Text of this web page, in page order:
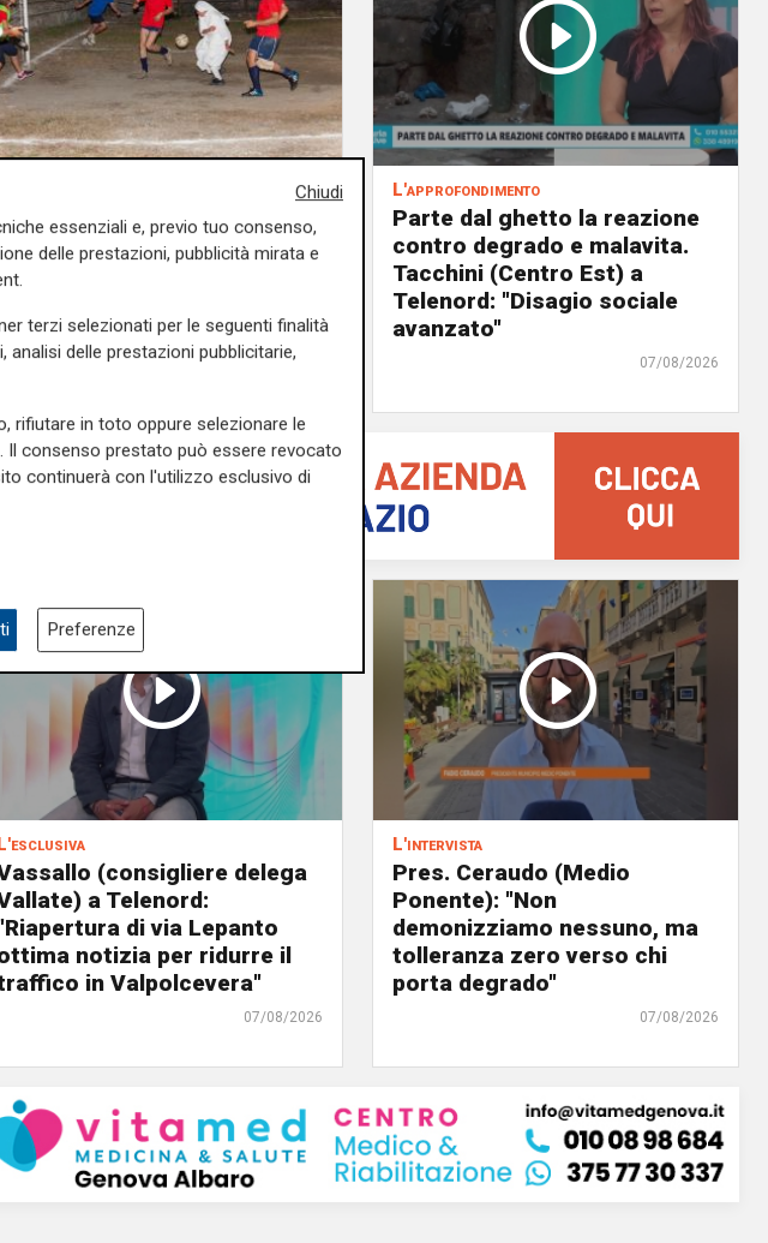
il 28 agosto la
dell'estate, preti e
contro sindaci e
08/08/2026
di Redazione
L'approfondimento
Parte dal ghetto la reazione
contro degrado e malavita.
Tacchini (Centro Est) a
Telenord: "Disagio sociale
avanzato"
07/08/2026
(consigliere delega
a Telenord:
di via Lepanto
notizia per ridurre il
in Valpolcevera"
07/08/2026
L'intervista
Pres. Ceraudo (Medio
Ponente): "Non
demonizziamo nessuno, ma
tolleranza zero verso chi
porta degrado"
07/08/2026
Chiudi
essenziali e, previo tuo consenso,
delle prestazioni, pubblicità mirata e
terzi selezionati per le seguenti finalità
delle prestazioni pubblicitarie,
rifiutare in toto oppure selezionare le
consenso prestato può essere revocato
continuerà con l'utilizzo esclusivo di
Preferenze